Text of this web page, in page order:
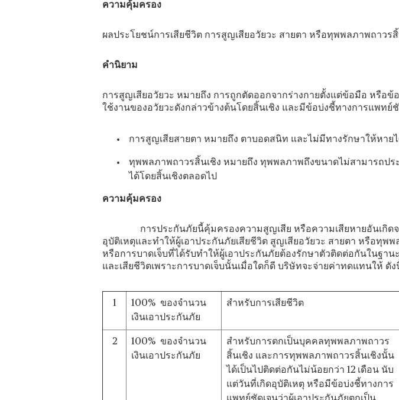
ความคุ้มครอง
ผลประโยชน์การเสียชีวิต การสูญเสียอวัยวะ สายตา หรือทุพพลภาพถาวรสิ้
คำนิยาม
การสูญเสียอวัยวะ หมายถึง การถูกตัดออกจากร่างกายตั้งแต่ข้อมือ หรือ
ใช้งานของอวัยวะดังกล่าวข้างต้นโดยสิ้นเชิง และมีข้อบ่งชี้ทางการแพท
การสูญเสียสายตา หมายถึง ตาบอดสนิท และไม่มีทางรักษาให้หาย
ทุพพลภาพถาวรสิ้นเชิง หมายถึง ทุพพลภาพถึงขนาดไม่สามารถป
ได้โดยสิ้นเชิงตลอดไป
ความคุ้มครอง
การประกันภัยนี้คุ้มครองความสูญเสีย หรือความเสียหายอันเกิดจาก
อุบัติเหตุและทำให้ผู้เอาประกันภัยเสียชีวิต สูญเสียอวัยวะ สายตา หรือทุพ
หรือการบาดเจ็บที่ได้รับทำให้ผู้เอาประกันภัยต้องรักษาตัวติดต่อกันในฐา
และเสียชีวิตเพราะการบาดเจ็บนั้นเมื่อใดก็ดี บริษัทจะจ่ายค่าทดแทนให้ ดัง
1
100% ของจำนวน
เงินเอาประกันภัย
สำหรับการเสียชีวิต
2
100% ของจำนวน
เงินเอาประกันภัย
สำหรับการตกเป็นบุคคลทุพพลภาพถาวร
สิ้นเชิง และการทุพพลภาพถาวรสิ้นเชิงนั้น
ได้เป็นไปติดต่อกันไม่น้อยกว่า 12 เดือน นับ
แต่วันที่เกิดอุบัติเหตุ หรือมีข้อบ่งชี้ทางการ